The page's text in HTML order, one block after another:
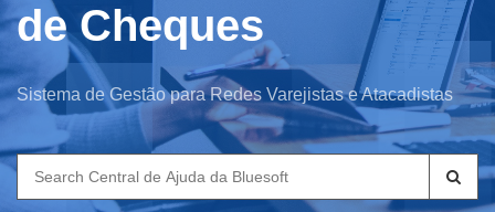
de Cheques
Sistema de Gestão para Redes Varejistas e Atacadistas
Search
for: